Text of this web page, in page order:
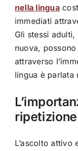
nella lingua
immediati
Gli stessi
nuova,
attraverso
lingua è parlata
ripetizione
L’ascolto attivo